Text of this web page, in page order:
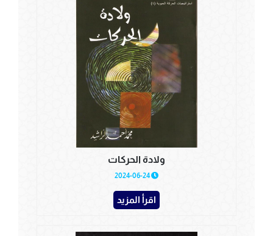
ولادة الحركات
2024-06-24
اقرأ المزيد